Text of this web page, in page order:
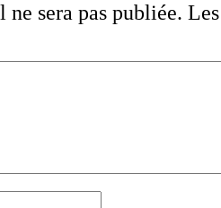
ne sera pas publiée.